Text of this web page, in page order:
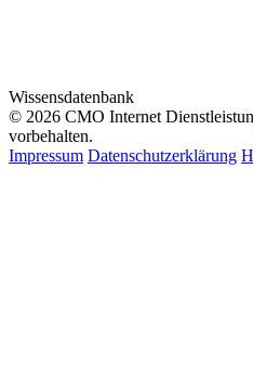
Wissensdatenbank
© 2026 CMO Internet
vorbehalten.
Impressum Datenschutzerklärung